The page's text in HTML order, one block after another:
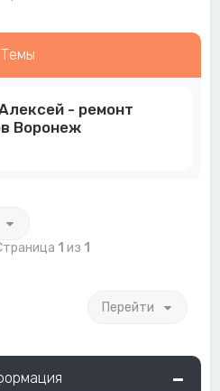
Темы
- ремонт
Воронеж
1 из 1
Перейти